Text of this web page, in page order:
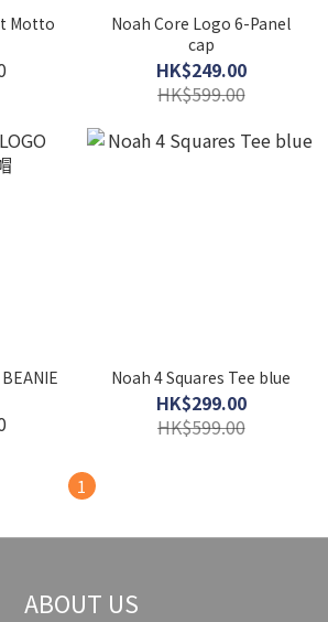
Motto
Noah Core Logo 6-Panel
cap
HK$249.00
HK$599.00
Noah 4 Squares Tee blue
HK$299.00
HK$599.00
1
ABOUT US